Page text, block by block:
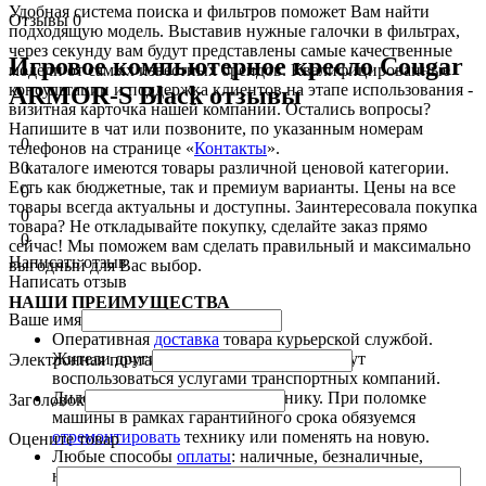
Удобная система поиска и фильтров поможет Вам найти
подходящую модель. Выставив нужные галочки в фильтрах,
через секунду вам будут представлены самые качественные
модели от самых известных брендов. Квалифицированные
консультации и поддержка клиентов на этапе использования -
визитная карточка нашей компании. Остались вопросы?
Напишите в чат или позвоните, по указанным номерам
телефонов на странице «Контакты».
В каталоге имеются товары различной ценовой категории.
Есть как бюджетные, так и премиум варианты. Цены на все
товары всегда актуальны и доступны. Заинтересовала покупка
товара? Не откладывайте покупку, сделайте заказ прямо
сейчас! Мы поможем вам сделать правильный и максимально
выгодный для Вас выбор.
НАШИ ПРЕИМУЩЕСТВА
Оперативная доставка товара курьерской службой.
Жители других городов Казахстана могут
воспользоваться услугами транспортных компаний.
Дилерская гарантия на всю технику. При поломке
машины в рамках гарантийного срока обязуемся
отремонтировать технику или поменять на новую.
Любые способы оплаты: наличные, безналичные,
наложенный платеж.
Отзывы0
Игровое компьютерное кресло Cougar
ARMOR-S Black отзывы
0
0
0
0
0
Написать отзыв
Написать отзыв
Ваше имя
Электронная почта
Заголовок
Оцените товар